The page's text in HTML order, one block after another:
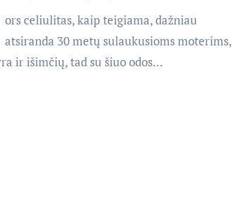
ors celiulitas, kaip teigiama, dažniau
atsiranda 30 metų sulaukusioms moterims,
ir išimčių, tad su šiuo odos…